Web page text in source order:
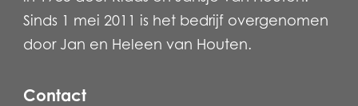
Sinds 1 mei 2011 is het bedrijf overgenomen
door Jan en Heleen van Houten.
Contact